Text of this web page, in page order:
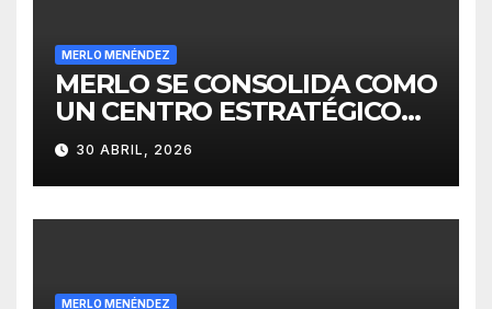
MERLO MENÉNDEZ
MERLO SE CONSOLIDA COMO
UN CENTRO ESTRATÉGICO
PARA EL DESARROLLO DE
INVERSIONES
30 ABRIL, 2026
MERLO MENÉNDEZ